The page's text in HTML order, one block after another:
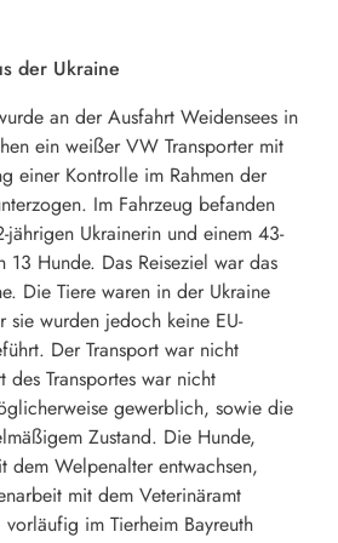
der Ukraine
an der Ausfahrt Weidensees in
ein weißer VW Transporter mit
einer Kontrolle im Rahmen der
Im Fahrzeug befanden
jährigen Ukrainerin und einem 43-
13 Hunde. Das Reiseziel war das
Die Tiere waren in der Ukraine
wurden jedoch keine EU-
Der Transport war nicht
Transportes war nicht
gewerblich, sowie die
Zustand. Die Hunde,
dem Welpenalter entwachsen,
mit dem Veterinäramt
im Tierheim Bayreuth